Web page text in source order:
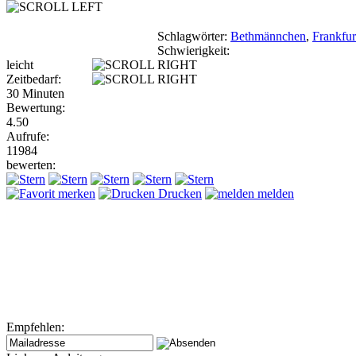
Schlagwörter: Bethmännchen,
Schwierigkeit:
leicht
Zeitbedarf:
30 Minuten
Bewertung:
4.50
Aufrufe:
11984
bewerten:
merken Drucken melden
Empfehlen: